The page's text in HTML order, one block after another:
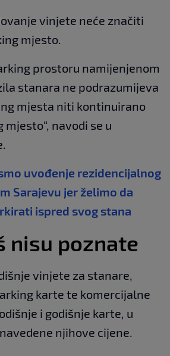
vinjete neće značiti
mjesto.
prostoru namijenjenom
stanara ne podrazumijeva
mjesta niti kontinuirano
navodi se u
uvođenje rezidencijalnog
Sarajevu jer želimo da
ispred svog stana
nisu poznate
vinjete za stanare,
karte te komercijalne
i godišnje karte, u
njihove cijene.